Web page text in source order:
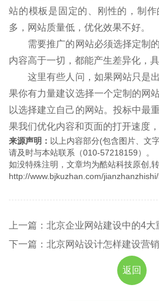
站的模板是固定的、刚性的，制
多，网站质量低，优化效果不好。
需要推广的网站必须选择定制的
内容高于一切，都能产生差异化，
这里有些人问，如果网站只是出
果你有力量建议选择一个定制的网
以选择建立自己的网站。投标中最
果我们优化内容和页面的打开速度
来源声明： 以上内容部分(包含图片、文
请及时与本站联系（010-57218159）。
如没特殊注明，文章均为酷站科技原创,
http://www.bjkuzhan.com/
上一篇：北京企业网站建设中的4大
下一篇：北京网站设计怎样建设营
返回